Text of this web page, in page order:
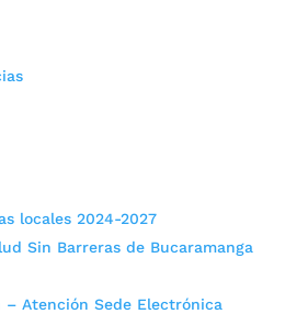
locales 2024-2027
Sin Barreras de Bucaramanga
Atención Sede Electrónica
de paz se
bachilleres
Comuneros de